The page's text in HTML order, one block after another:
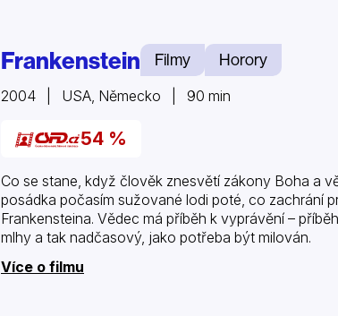
Frankenstein Filmy Horory
2004 | USA, Německo | 90 min
54 %
Co se stane, když člověk znesvětí zákony Boha a
posádka počasím sužované lodi poté, co zachrání
Frankensteina. Vědec má příběh k vyprávění –
mlhy a tak nadčasový, jako potřeba být milován.
Více o filmu